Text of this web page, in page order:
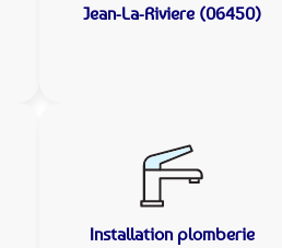
Jean-La-Riviere (06450)
Installation plomberie